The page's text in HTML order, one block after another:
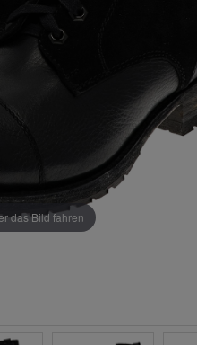
das Bild fahren